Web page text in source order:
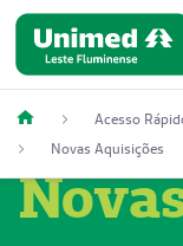
Acesso
Novas Aquisições